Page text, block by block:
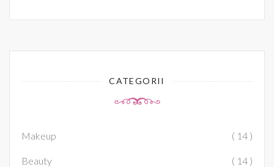
CATEGORII
Makeup ( 14 )
Beauty ( 14 )